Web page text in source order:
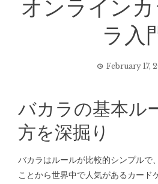
オンライン
ラ入
February 17,
バカラの基本ル
方を深掘り
バカラはルールが比較的シンプルで
ことから世界中で人気があるカード